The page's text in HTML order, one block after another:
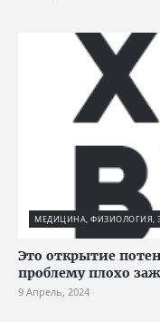
МЕДИЦИНА, ФИЗИОЛОГИЯ,
Это открытие
проблему плохо
9 Апрель, 2024